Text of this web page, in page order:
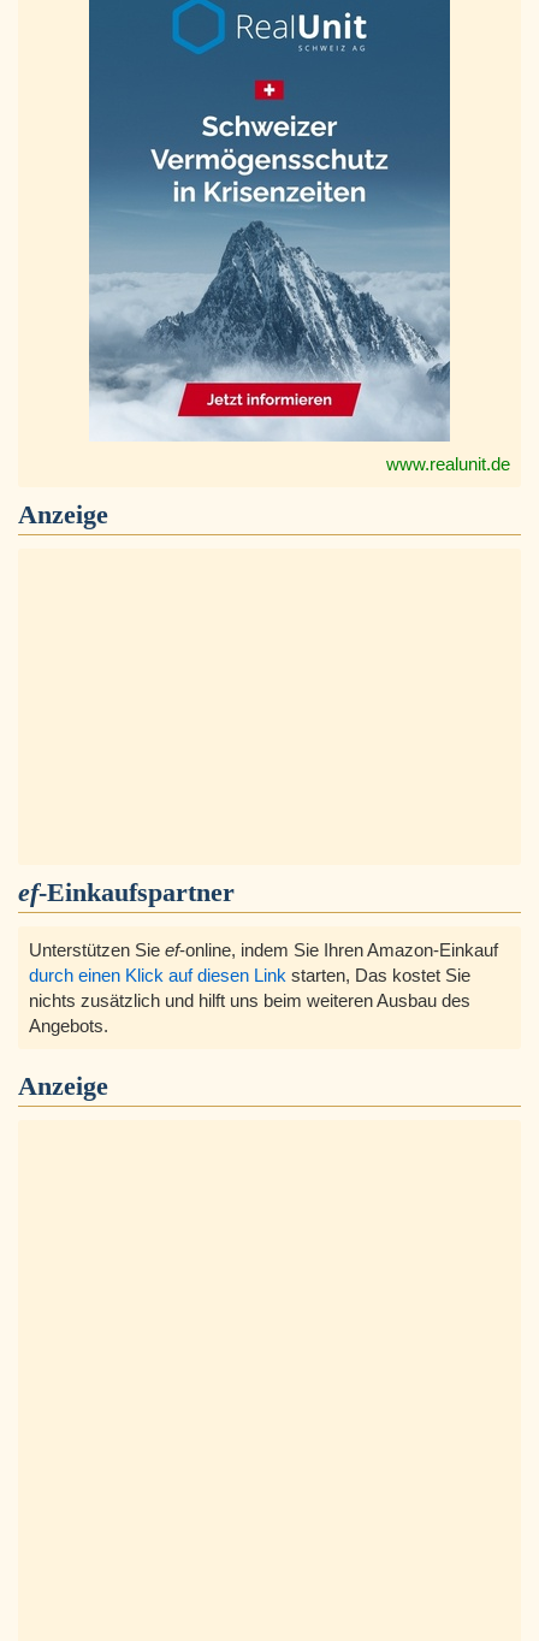
www.realunit.de
Anzeige
ef-Einkaufspartner
Unterstützen Sie ef-online, indem Sie Ihren Amazon-Einkauf
durch einen Klick auf diesen Link starten, Das kostet Sie
nichts zusätzlich und hilft uns beim weiteren Ausbau des
Angebots.
Anzeige